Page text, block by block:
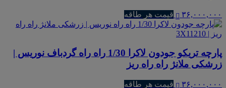
۳۶,۰۰۰,۰۰۰ قیمت هر طاقه
پارچه تریکو جودون لاکرا 1/30 راه راه گردباف نوریس |
زرشکی ملانژ راه راه ریز
۳۶,۰۰۰,۰۰۰ قیمت هر طاقه